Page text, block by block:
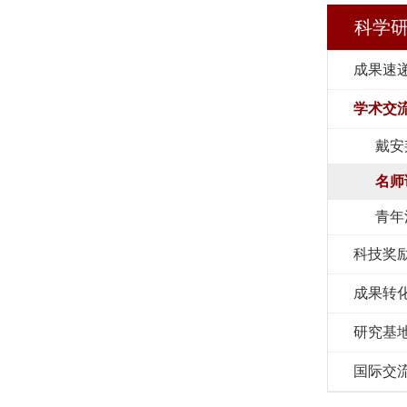
科学
成果速
学术交
戴
名
青
科技奖
成果转
研究基
国际交